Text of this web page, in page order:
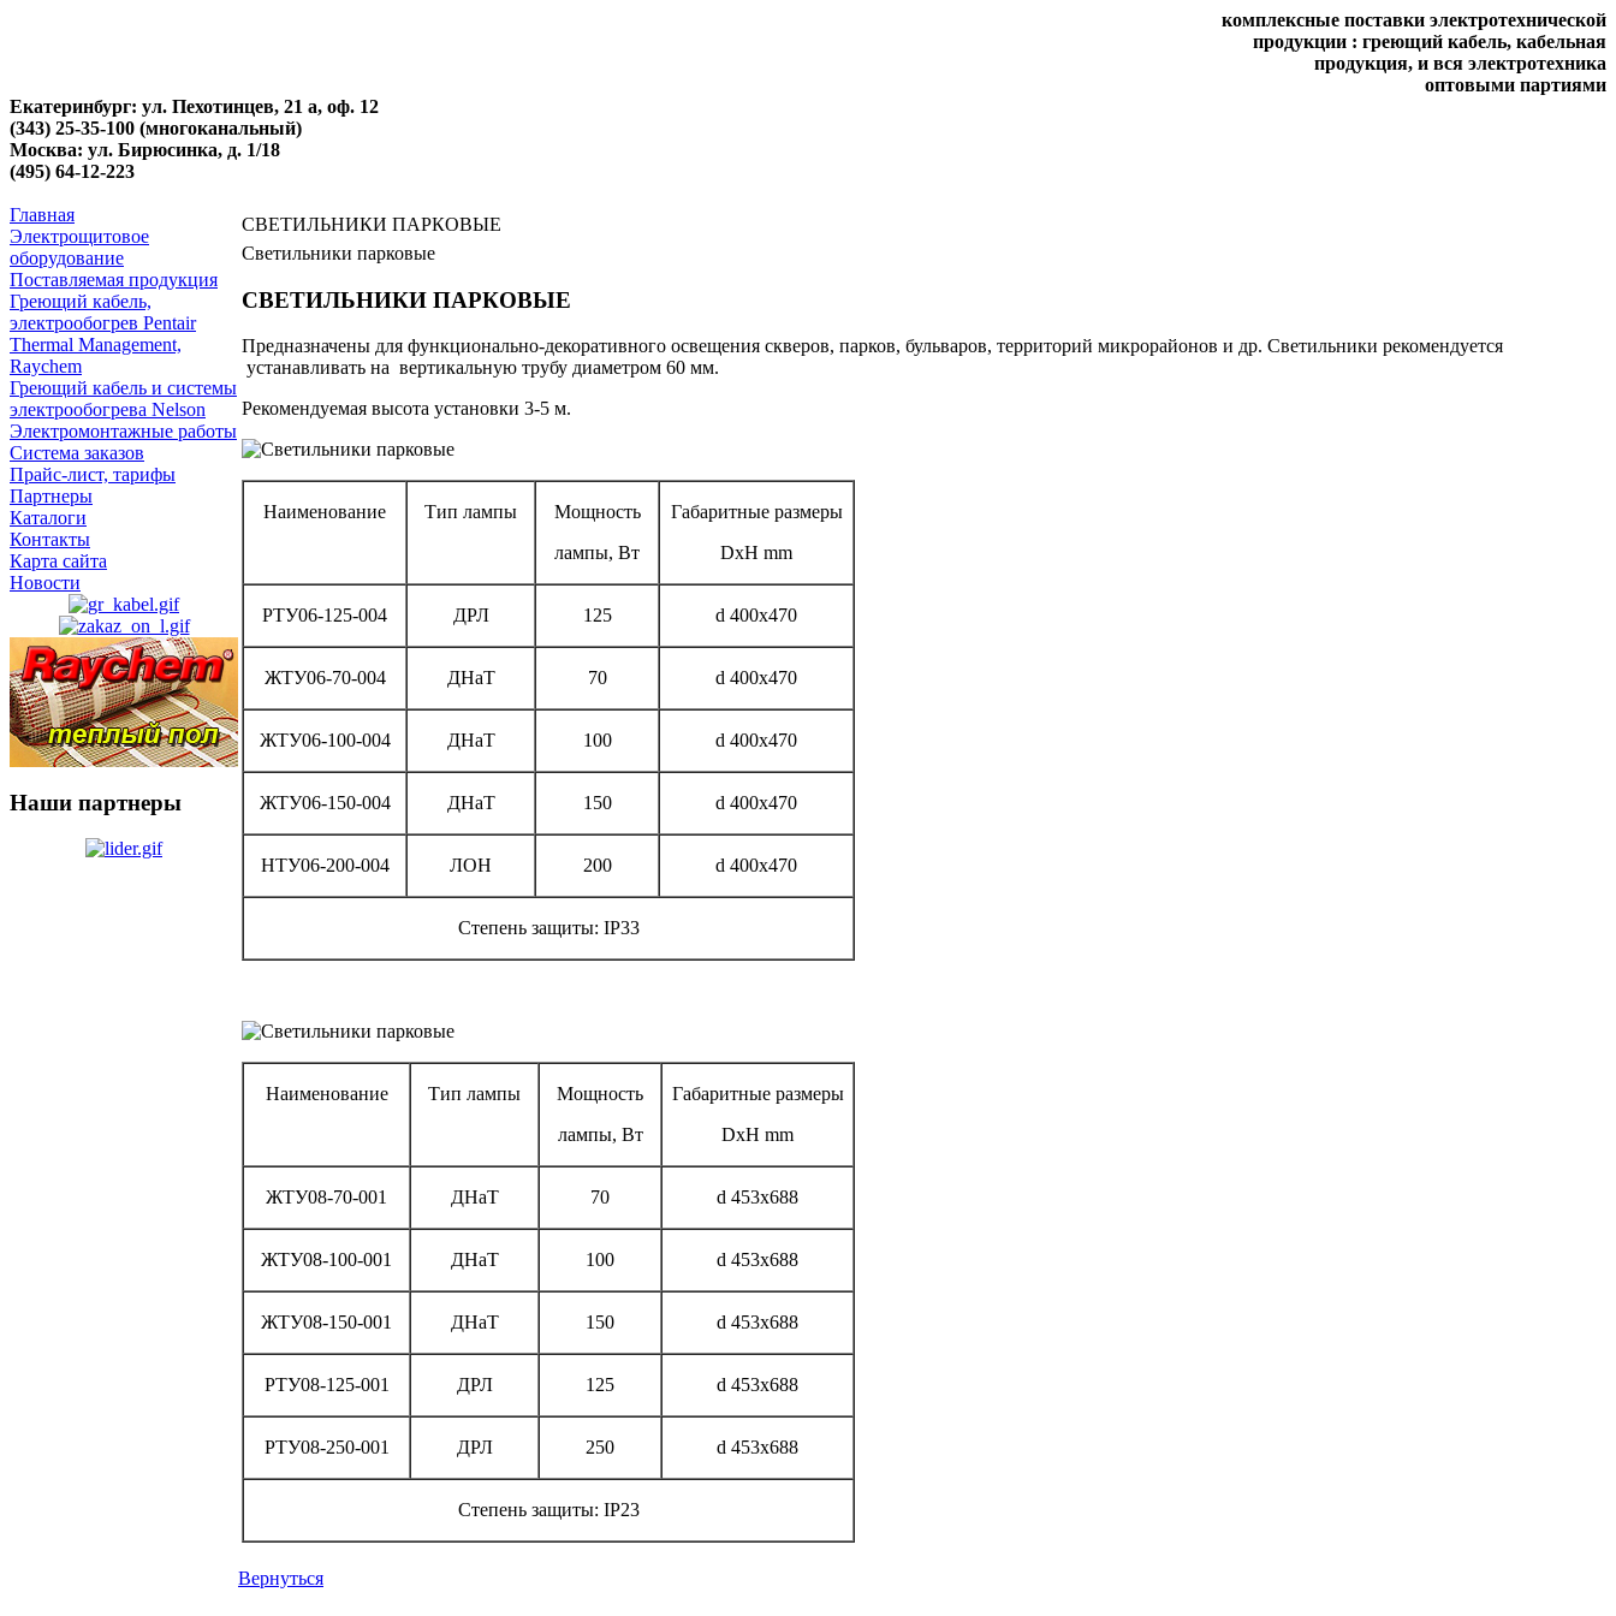
комплексные поставки электротехнической
продукции : греющий кабель, кабельная
продукция, и вся электротехника
оптовыми партиями
Екатеринбург: ул. Пехотинцев, 21 а, оф. 12
(343) 25-35-100 (многоканальный)
Москва: ул. Бирюсинка, д. 1/18
(495) 64-12-223
Главная
Электрощитовое
оборудование
Поставляемая продукция
Греющий кабель,
электрообогрев Pentair
Thermal Management,
Raychem
Греющий кабель и системы
электрообогрева Nelson
Электромонтажные работы
Система заказов
Прайс-лист, тарифы
Партнеры
Каталоги
Контакты
Карта сайта
Новости
Наши партнеры
СВЕТИЛЬНИКИ ПАРКОВЫЕ
Светильники парковые
СВЕТИЛЬНИКИ ПАРКОВЫЕ
Предназначены для функционально-декоративного освещения скверов, парков, бульваров, территорий микрорайонов и др. Светильники рекомендуется
устанавливать на вертикальную трубу диаметром 60 мм.
Рекомендуемая высота установки 3-5 м.
Наименование Тип лампы
Мощность
лампы, Вт
Габаритные размеры
DxH mm
РТУ06-125-004 ДРЛ 125 d 400x470
ЖТУ06-70-004 ДНаТ 70 d 400x470
ЖТУ06-100-004 ДНаТ 100 d 400x470
ЖТУ06-150-004 ДНаТ 150 d 400x470
НТУ06-200-004 ЛОН 200 d 400x470
Степень защиты: IP33
Наименование Тип лампы
Мощность
лампы, Вт
Габаритные размеры
DxH mm
ЖТУ08-70-001 ДНаТ 70 d 453x688
ЖТУ08-100-001 ДНаТ 100 d 453x688
ЖТУ08-150-001 ДНаТ 150 d 453x688
РТУ08-125-001 ДРЛ 125 d 453x688
РТУ08-250-001 ДРЛ 250 d 453x688
Степень защиты: IP23
Вернуться